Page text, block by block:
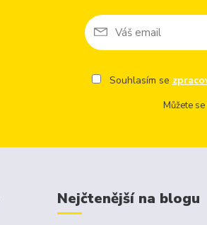
Souhlasím se
Můžete
Nejčtenější na blogu